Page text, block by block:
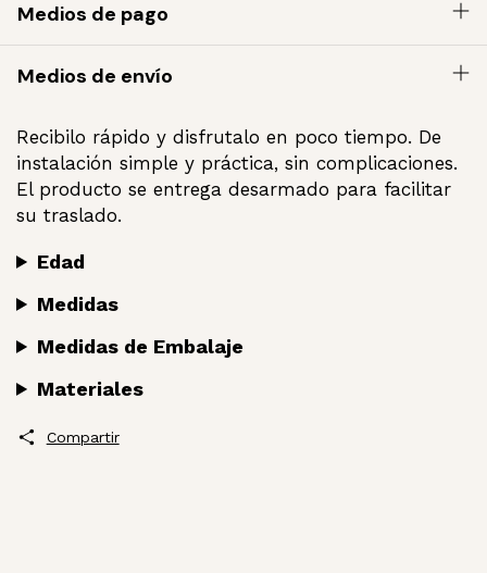
Medios de pago
Medios de envío
Recibilo rápido y disfrutalo en poco tiempo. De
instalación simple y práctica, sin complicaciones.
El producto se entrega desarmado para facilitar
su traslado.
Edad
Medidas
Medidas de Embalaje
Materiales
Compartir